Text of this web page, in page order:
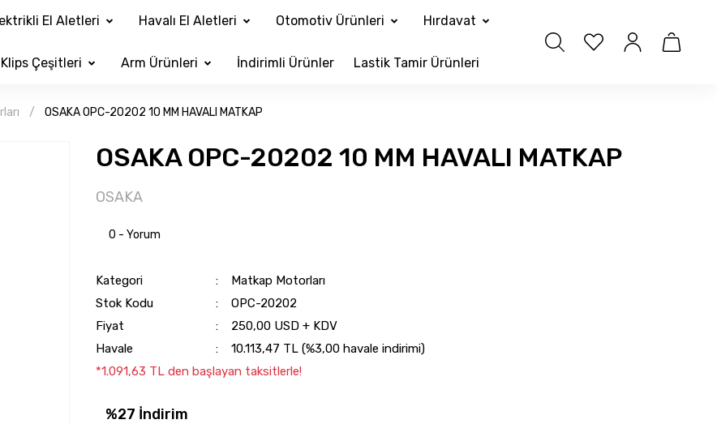
El Aletleri Havalı El Aletleri Otomotiv Ürünleri Hırdavat
Çeşitleri Arm Ürünleri İndirimli Ürünler Lastik Tamir Ürünleri
OSAKA OPC-20202 10 MM HAVALI MATKAP
OSAKA OPC-20202 10 MM HAVALI MATKAP
OSAKA
0 - Yorum
Kategori
Matkap Motorları
Stok Kodu
OPC-20202
Fiyat
250,00 USD + KDV
Havale
10.113,47 TL (%3,00 havale indirimi)
*1.091,63 TL den başlayan taksitlerle!
%27 İndirim